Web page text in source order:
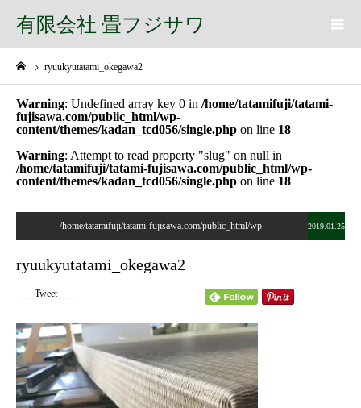
有限会社 畳フジサワ
ryuukyutatami_okegawa2
Warning: Undefined array key 0 in /home/tatamifuji/tatami-
fujisawa.com/public_html/wp-
content/themes/kadan_tcd056/single.php on line 18
Warning: Attempt to read property "slug" on null in
/home/tatamifuji/tatami-fujisawa.com/public_html/wp-
content/themes/kadan_tcd056/single.php on line 18
/home/tatamifuji/tatami-fujisawa.com/public_html/wp-
fujisawa.com/public_html/wp-
content/themes/kadan_tcd056/single.phpon line28
2019.01.25
ryuukyutatami_okegawa2
Tweet